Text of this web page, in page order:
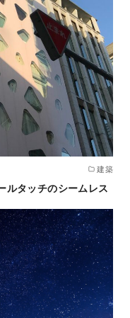
建築
タッチのシームレス